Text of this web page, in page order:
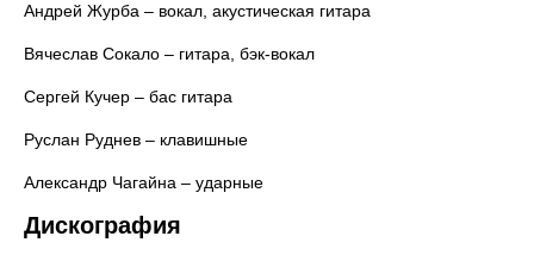
Андрей Журба – вокал, акустическая гитара
Вячеслав Сокало – гитара, бэк-вокал
Сергей Кучер – бас гитара
Руслан Руднев – клавишные
Александр Чагайна – ударные
Дискография